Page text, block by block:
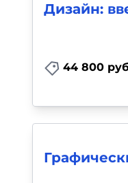
Дизайн:
44 800